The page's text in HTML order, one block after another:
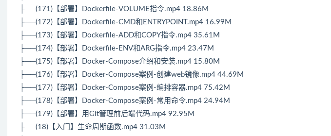
├──(171)【部署】Dockerfile-VOLUME指令.mp4 18.86M
├──(172)【部署】Dockerfile-CMD和ENTRYPOINT.mp4 16.99M
├──(173)【部署】Dockerfile-ADD和COPY指令.mp4 35.61M
├──(174)【部署】Dockerfile-ENV和ARG指令.mp4 23.47M
├──(175)【部署】Docker-Compose介绍和安装.mp4 15.80M
├──(176)【部署】Docker-Compose案例-创建web镜像.mp4 44.69M
├──(177)【部署】Docker-Compose案例-编排容器.mp4 75.42M
├──(178)【部署】Docker-Compose案例-常用命令.mp4 24.94M
├──(179)【部署】用Git管理前后端代码.mp4 92.95M
├──(18)【入门】生命周期函数.mp4 31.03M